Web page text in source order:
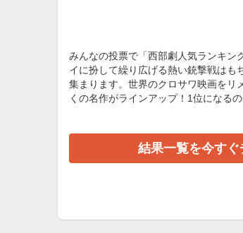
みんなの投票で「西部劇人気ランキン
イに扮して繰り広げる熱い銃撃戦はも
集まります。世界のクロサワ映画をリ
くの名作がラインアップ！1位になる
結果一覧を今すぐ